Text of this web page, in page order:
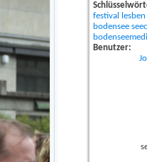
festival
lesben
bodensee
Benutzer: